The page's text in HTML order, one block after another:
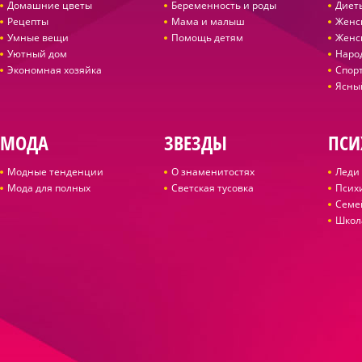
Домашние цветы
Рецепты
Умные вещи
Уютный дом
Экономная хозяйка
Беременность и роды
Мама и малыш
Помощь детям
МОДА
Модные тенденции
Мода для полных
ЗВЕЗДЫ
О знаменитостях
Светская тусовка
Леди